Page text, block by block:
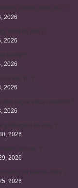
2026
2026
2026
2026
2026
2026
2026
2026